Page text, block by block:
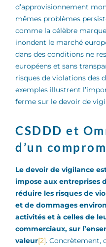
d’approvisionnement
mêmes problèmes
comme la célèbre
inondent le marché
dans des conditions ne
européens et sans
risques de violations des
exemples illustrent
ferme sur le devoir de
CSDDD et
d’un
Le devoir de vigilance
impose aux entreprises
réduire les risques de
et de dommages
activités et à celles de
commerciaux, sur
valeur[2]. Concrètement,